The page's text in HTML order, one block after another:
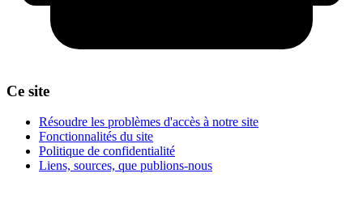
Ce site
Résoudre les problèmes d'accès à notre site
Fonctionnalités du site
Politique de confidentialité
Liens, sources, que publions-nous